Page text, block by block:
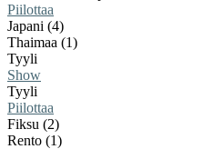
Piilottaa
Japani (4)
Thaimaa (1)
Tyyli
Show
Tyyli
Piilottaa
Fiksu (2)
Rento (1)